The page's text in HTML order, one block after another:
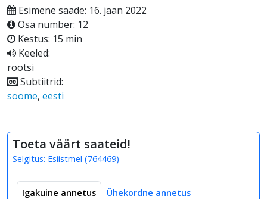
Esimene saade: 16. jaan 2022
Osa number: 12
Kestus: 15 min
Keeled:
rootsi
Subtiitrid:
soome, eesti
Toeta väärt saateid!
Selgitus: Esiistmel (764469)
Igakuine annetus Ühekordne annetus